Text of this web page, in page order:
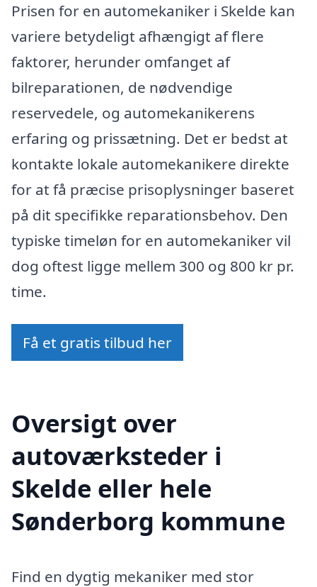
Prisen for en automekaniker i Skelde kan
variere betydeligt afhængigt af flere
faktorer, herunder omfanget af
bilreparationen, de nødvendige
reservedele, og automekanikerens
erfaring og prissætning. Det er bedst at
kontakte lokale automekanikere direkte
for at få præcise prisoplysninger baseret
på dit specifikke reparationsbehov. Den
typiske timeløn for en automekaniker vil
dog oftest ligge mellem 300 og 800 kr pr.
time.
Få et gratis tilbud her
Oversigt over
autoværksteder i
Skelde eller hele
Sønderborg kommune
Find en dygtig mekaniker med stor